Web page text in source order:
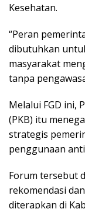
Kesehatan.
“Peran
dibutuhkan
masyarakat
tanpa
Melalui FGD ini,
(PKB) itu
strategis
penggunaan
Forum tersebut
rekomendasi
diterapkan di